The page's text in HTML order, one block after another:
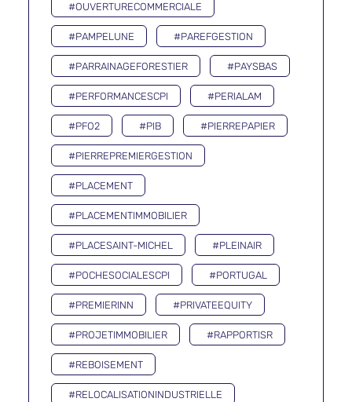
#OUVERTURECOMMERCIALE
#PAMPELUNE #PAREFGESTION
#PARRAINAGEFORESTIER #PAYSBAS
#PERFORMANCESCPI #PERIALAM
#PFO2 #PIB #PIERREPAPIER
#PIERREPREMIERGESTION
#PLACEMENT
#PLACEMENTIMMOBILIER
#PLACESAINT-MICHEL #PLEINAIR
#POCHESOCIALESCPI #PORTUGAL
#PREMIERINN #PRIVATEEQUITY
#PROJETIMMOBILIER #RAPPORTISR
#REBOISEMENT
#RELOCALISATIONINDUSTRIELLE